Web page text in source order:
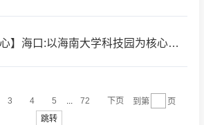
【海口市融媒体中心】海口:以海南大学科技园为核心引领区 构建“双核一廊”科创空间格局
3 4 5 72 下页 到第
页
跳转